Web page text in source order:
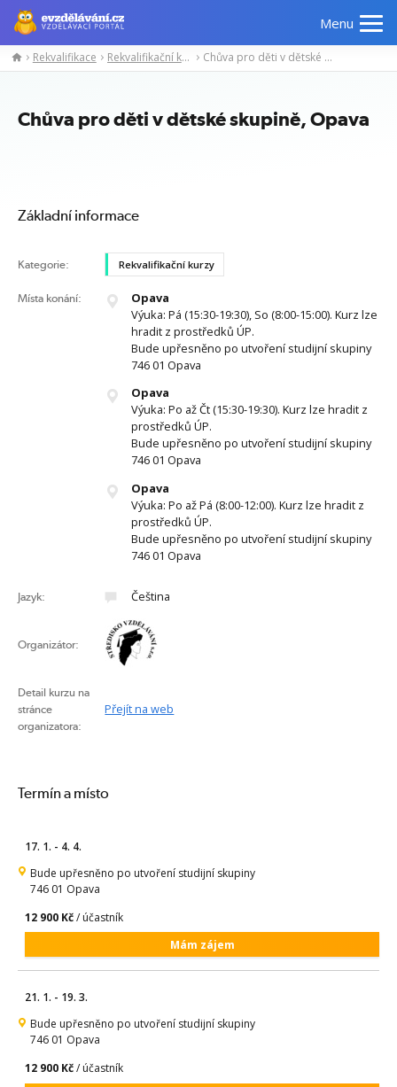
Menu
Manažerské
Odborné
Počítačové
Rekvalifikace Rekvalifikační kurzy Chůva pro děti v dětské skupině, Opava
Chůva pro děti v dětské skupině, Opava
Základní informace
Kategorie: Rekvalifikační kurzy
Místa konání:
Opava
Výuka: Pá (15:30-19:30), So (8:00-15:00). Kurz lze
hradit z prostředků ÚP.
Bude upřesněno po utvoření studijní skupiny
746 01 Opava
Opava
Výuka: Po až Čt (15:30-19:30). Kurz lze hradit z
prostředků ÚP.
Bude upřesněno po utvoření studijní skupiny
746 01 Opava
Opava
Výuka: Po až Pá (8:00-12:00). Kurz lze hradit z
prostředků ÚP.
Bude upřesněno po utvoření studijní skupiny
746 01 Opava
Jazyk: Čeština
Organizátor:
Detail kurzu na
stránce
organizatora:
Přejít na web
Termín a místo
17. 1. - 4. 4.
Bude upřesněno po utvoření studijní skupiny
746 01 Opava
12 900 Kč/ účastník
Mám zájem
21. 1. - 19. 3.
Bude upřesněno po utvoření studijní skupiny
746 01 Opava
12 900 Kč/ účastník